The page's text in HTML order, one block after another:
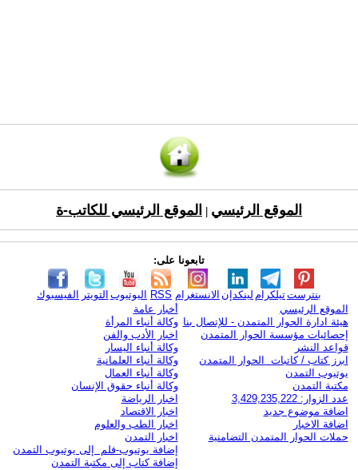
الموقع الرئيسي الموقع الرئيسي للكاتب-ة
تابعونا على:
الفيسبوك التويتر اليوتيوب RSS الانستغرام لينكدإن تيلكرامبنترست
الموقع الرئيسي
هيئة ادارة الحوار المتمدن - للإتصال بنا
إحصائيات مؤسسة الحوار المتمدن
قواعد النشر
ابرز كتاب / كاتبات الحوار المتمدن
يوتيوب التمدن
مكتبة التمدن
عدد الزوار: 3,429,235,222
اضافة موضوع جديد
اضافة الاخبار
حملات الحوار المتمدن التضامنية
أخبار عامة
وكالة أنباء المرأة
اخبار الأدب والفن
وكالة أنباء اليسار
وكالة أنباء العلمانية
وكالة أنباء العمال
وكالة أنباء حقوق الإنسان
اخبار الرياضة
اخبار الاقتصاد
اخبار الطب والعلوم
اخبار التمدن
إضافة يوتيوب-فلم إلى يوتيوب التمدن
إضافة كتاب إلى مكتبة التمدن